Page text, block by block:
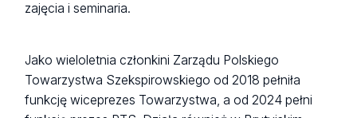
zajęcia i seminaria.
Jako wieloletnia członkini Zarządu Polskiego
Towarzystwa Szekspirowskiego od 2018 pełniła
funkcję wiceprezes Towarzystwa, a od 2024 pełni